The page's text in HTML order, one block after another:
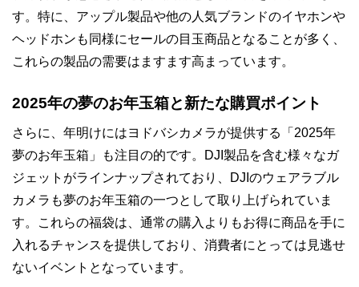
す。特に、アップル製品や他の人気ブランドのイヤホンや
ヘッドホンも同様にセールの目玉商品となることが多く、
これらの製品の需要はますます高まっています。
2025年の夢のお年玉箱と新たな購買ポイント
さらに、年明けにはヨドバシカメラが提供する「2025年
夢のお年玉箱」も注目の的です。DJI製品を含む様々なガ
ジェットがラインナップされており、DJIのウェアラブル
カメラも夢のお年玉箱の一つとして取り上げられていま
す。これらの福袋は、通常の購入よりもお得に商品を手に
入れるチャンスを提供しており、消費者にとっては見逃せ
ないイベントとなっています。